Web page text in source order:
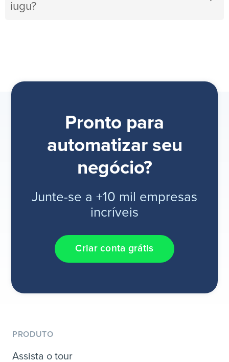
iugu?
Pronto para
automatizar seu
negócio?
Junte-se a +10 mil empresas
incríveis
Criar conta grátis
PRODUTO
Assista o tour